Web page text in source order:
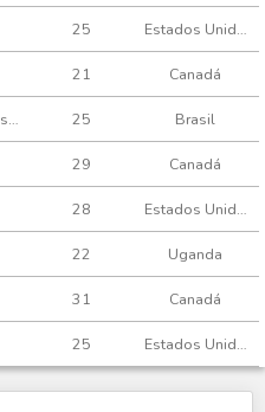
25 Estados Unidos
21 Canadá
Amanda Gutierres dos Santos 25 Brasil
29 Canadá
28 Estados Unidos
22 Uganda
31 Canadá
25 Estados Unidos